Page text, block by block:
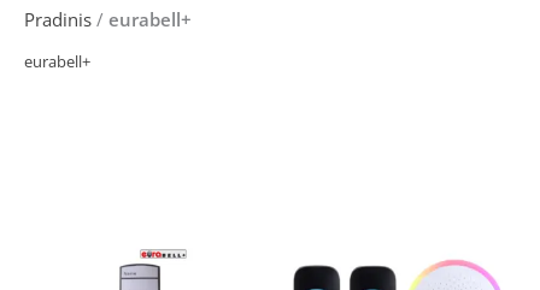
Pradinis / eurabell+
eurabell+